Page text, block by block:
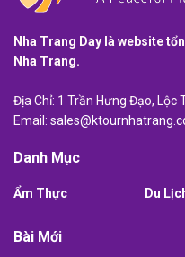
Nha Trang Day là website
Nha Trang.
Địa Chỉ: 1 Trần Hưng Đạo, Lộc
Email:
Danh Mục
Ẩm Thực Du
Bài Mới